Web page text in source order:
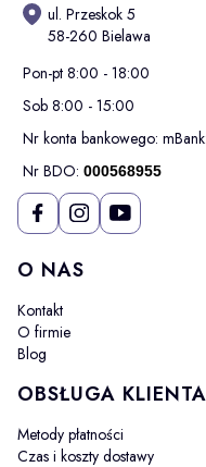
ul. Przeskok 5
58-260 Bielawa
Pon-pt 8:00 - 18:00
Sob 8:00 - 15:00
Nr konta bankowego: mBank:
Nr BDO: 000568955
Linki w stopce
O NAS
Kontakt
O firmie
Blog
OBSŁUGA KLIENTA
Metody płatności
Czas i koszty dostawy